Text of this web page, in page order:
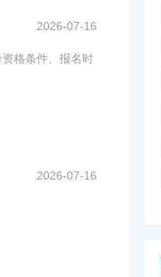
2026-07-16
格条件、报名时
2026-07-16